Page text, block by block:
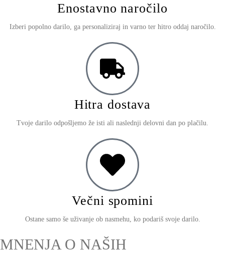
Enostavno naročilo
Izberi popolno darilo, ga personaliziraj in varno ter hitro oddaj naročilo.
Hitra dostava
Tvoje darilo odpošljemo že isti ali naslednji delovni dan po plačilu.
Večni spomini
Ostane samo še uživanje ob nasmehu, ko podariš svoje darilo.
MNENJA O NAŠIH